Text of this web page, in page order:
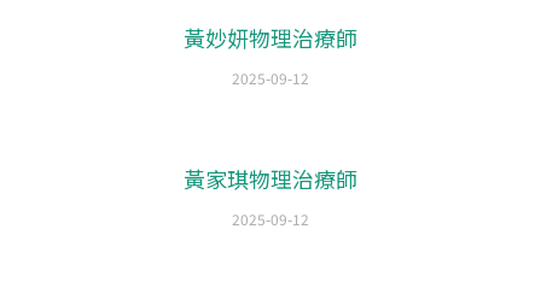
黃妙妍物理治療師
2025-09-12
黃家琪物理治療師
2025-09-12